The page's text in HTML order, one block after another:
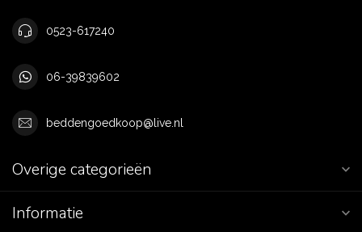
0523-617240
06-39839602
beddengoedkoop@live.nl
Overige categorieën
Informatie